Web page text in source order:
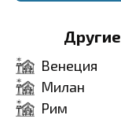
Венеция
Милан
Рим